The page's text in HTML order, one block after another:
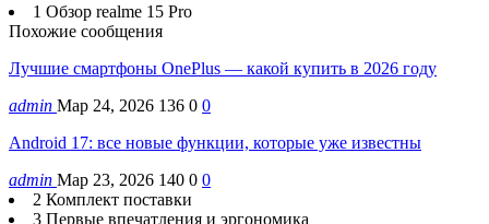
1 Обзор realme 15 Pro
Похожие сообщения
Лучшие смартфоны OnePlus — какой купить в 2026 году
admin Мар 24, 2026 136 0 0
Android 17: все новые функции, которые уже известны
admin Мар 23, 2026 140 0 0
2 Комплект поставки
3 Первые впечатления и эргономика